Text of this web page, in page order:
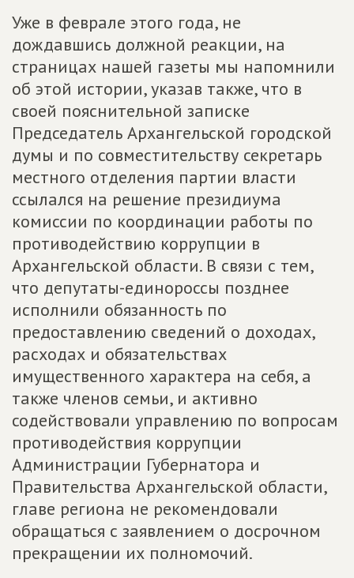
Уже в феврале этого года, не
дождавшись должной реакции, на
страницах нашей газеты мы напомнили
об этой истории, указав также, что в
своей пояснительной записке
Председатель Архангельской городской
думы и по совместительству секретарь
местного отделения партии власти
ссылался на решение президиума
комиссии по координации работы по
противодействию коррупции в
Архангельской области. В связи с тем,
что депутаты-единороссы позднее
исполнили обязанность по
предоставлению сведений о доходах,
расходах и обязательствах
имущественного характера на себя, а
также членов семьи, и активно
содействовали управлению по вопросам
противодействия коррупции
Администрации Губернатора и
Правительства Архангельской области,
главе региона не рекомендовали
обращаться с заявлением о досрочном
прекращении их полномочий.